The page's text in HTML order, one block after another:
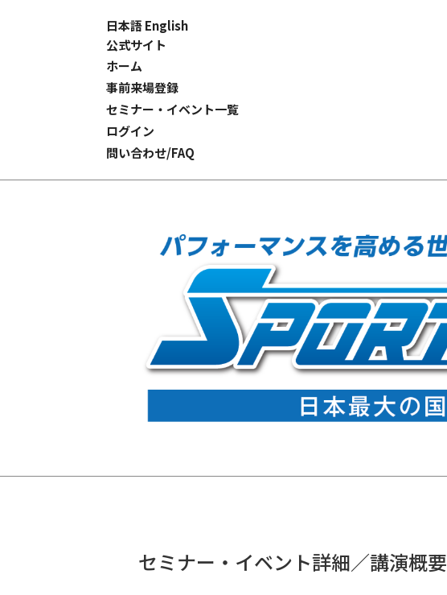
日本語English
公式サイト
ホーム
事前来場登録
セミナー・イベント一覧
ログイン
問い合わせ/FAQ
セミナー・イベント詳細／講演概要